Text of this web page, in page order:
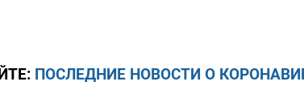
ПОСЛЕДНИЕ НОВОСТИ О